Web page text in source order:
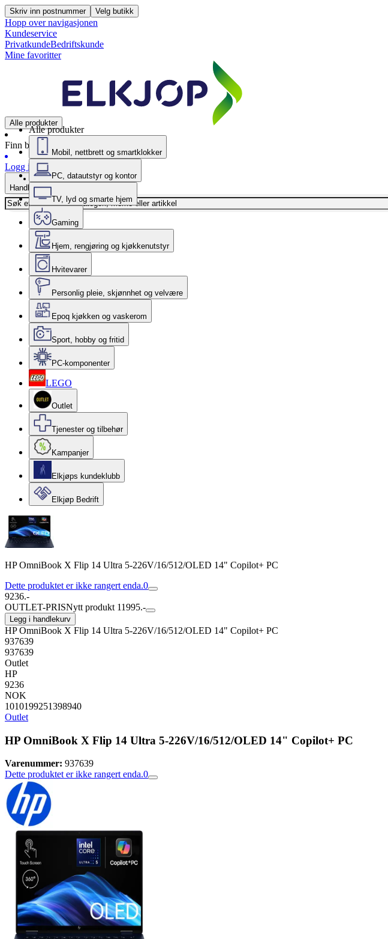
Skriv inn postnummer Velg butikk
Hopp over navigasjonen
Kundeservice
PrivatkundeBedriftskunde
Mine favoritter
Alle produkter
Finn butikk
Logg inn
Handlekurv
Alle produkter
Mobil, nettbrett og smartklokker
PC, datautstyr og kontor
TV, lyd og smarte hjem
Gaming
Hjem, rengjøring og kjøkkenutstyr
Hvitevarer
Personlig pleie, skjønnhet og velvære
Epoq kjøkken og vaskerom
Sport, hobby og fritid
PC-komponenter
LEGO
Outlet
Tjenester og tilbehør
Kampanjer
Elkjøps kundeklubb
Elkjøp Bedrift
HP OmniBook X Flip 14 Ultra 5-226V/16/512/OLED 14" Copilot+ PC
Dette produktet er ikke rangert enda.0
9236.-
OUTLET-PRISNytt produkt 11995.-
Legg i handlekurv
HP OmniBook X Flip 14 Ultra 5-226V/16/512/OLED 14" Copilot+ PC
937639
937639
Outlet
HP
9236
NOK
1010199251398940
Outlet
HP OmniBook X Flip 14 Ultra 5-226V/16/512/OLED 14" Copilot+ PC
Varenummer: 937639
Dette produktet er ikke rangert enda.0